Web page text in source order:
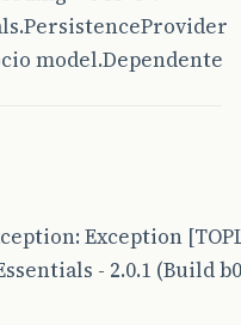
model.Dependente
Exception
- 2.0.1 (Build